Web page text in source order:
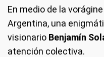
En medio de la
Argentina, una
visionario Benjamín
atención colectiva.